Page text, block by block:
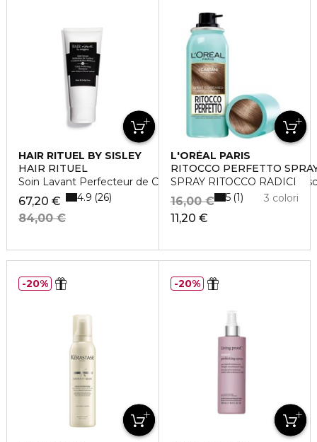
HAIR RITUEL BY SISLEY
HAIR RITUEL
Soin Lavant Perfecteur de Couleur à l'extrait de fleur
67,20 €
84,00 €
4.9 26
L'ORÉAL PARIS
RITOCCO PERFETTO
SPRAY RITOCCO RADICI
11,20 €
16,00 € 3 colori
5 1
20% 20%